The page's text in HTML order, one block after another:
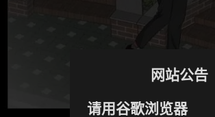
网站公告
请用谷歌浏览器